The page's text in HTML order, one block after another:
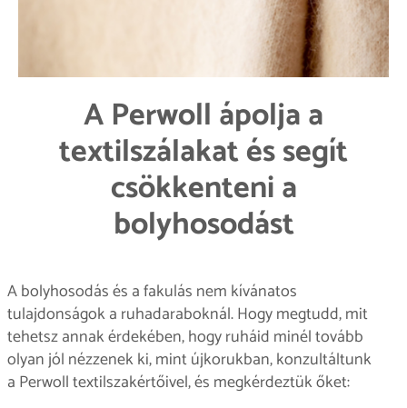
A Perwoll ápolja a
textilszálakat és segít
csökkenteni a
bolyhosodást
A bolyhosodás és a fakulás nem kívánatos
tulajdonságok a ruhadaraboknál. Hogy megtudd, mit
tehetsz annak érdekében, hogy ruháid minél tovább
olyan jól nézzenek ki, mint újkorukban, konzultáltunk
a Perwoll textilszakértőivel, és megkérdeztük őket: